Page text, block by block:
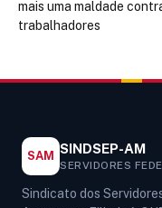
mais uma maldade
trabalhadores
SAM SINDSEP-AM
SERVIDORES
Sindicato dos